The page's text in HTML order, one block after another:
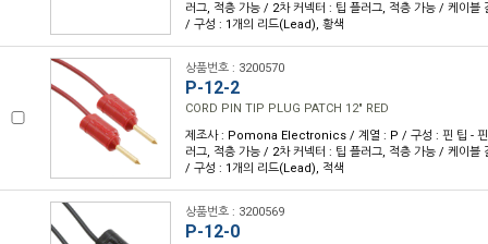
러그, 적층 가능 / 2차 커넥터 : 팁 플러그, 적층 가능 / 케이
/ 구성 : 1개의 리드(Lead), 황색
상품번호 : 3200570
P-12-2
CORD PIN TIP PLUG PATCH 12" RED
제조사 : Pomona Electronics / 계열 : P / 구성 : 핀 팁 - 핀
러그, 적층 가능 / 2차 커넥터 : 팁 플러그, 적층 가능 / 케이
/ 구성 : 1개의 리드(Lead), 적색
상품번호 : 3200569
P-12-0